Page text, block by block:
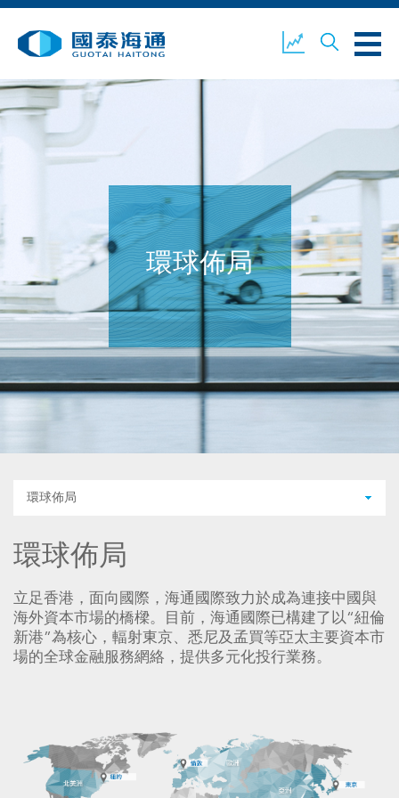
關於我們 公司新聞
環境、社會及企業管治 國泰海通證券 聯絡我們
客戶登入
環球佈局
環球佈局
環球佈局
立足香港，面向國際，海通國際致力於成為連接中國與
海外資本市場的橋樑。目前，海通國際已構建了以“紐倫
新港”為核心，輻射東京、悉尼及孟買等亞太主要資本市
場的全球金融服務網絡，提供多元化投行業務。